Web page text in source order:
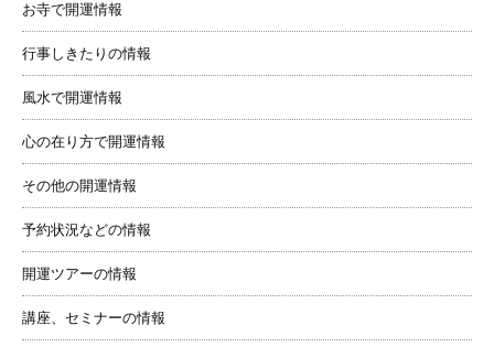
お寺で開運情報
行事しきたりの情報
風水で開運情報
心の在り方で開運情報
その他の開運情報
予約状況などの情報
開運ツアーの情報
講座、セミナーの情報